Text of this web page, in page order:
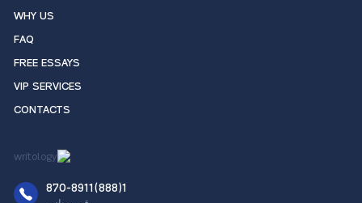
WHY US
FAQ
FREE ESSAYS
VIP SERVICES
CONTACTS
1(888)870-8911